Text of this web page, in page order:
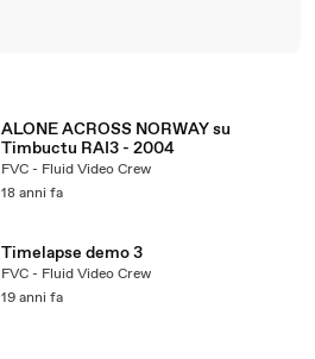
ALONE ACROSS NORWAY su
Timbuctu RAI3 - 2004
FVC - Fluid Video Crew
18 anni fa
Timelapse demo 3
FVC - Fluid Video Crew
19 anni fa